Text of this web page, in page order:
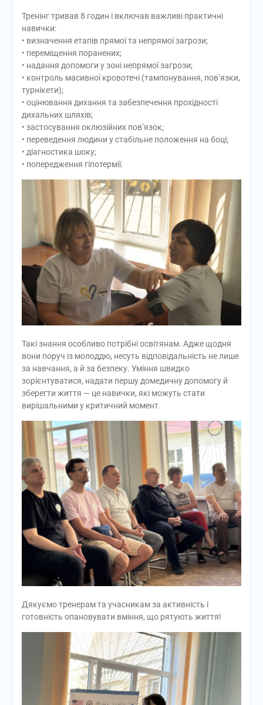
Тренінг тривав 8 годин і включав важливі практичні
навички:
• визначення етапів прямої та непрямої загрози;
• переміщення поранених;
• надання допомоги у зоні непрямої загрози;
• контроль масивної кровотечі (тампонування, пов’язки,
турнікети);
• оцінювання дихання та забезпечення прохідності
дихальних шляхів;
• застосування оклюзійних пов’язок;
• переведення людини у стабільне положення на боці;
• діагностика шоку;
• попередження гіпотермії.
Такі знання особливо потрібні освітянам. Адже щодня
вони поруч із молоддю, несуть відповідальність не лише
за навчання, а й за безпеку. Уміння швидко
зорієнтуватися, надати першу домедичну допомогу й
зберегти життя — це навички, які можуть стати
вирішальними у критичний момент.
Дякуємо тренерам та учасникам за активність і
готовність опановувати вміння, що рятують життя!